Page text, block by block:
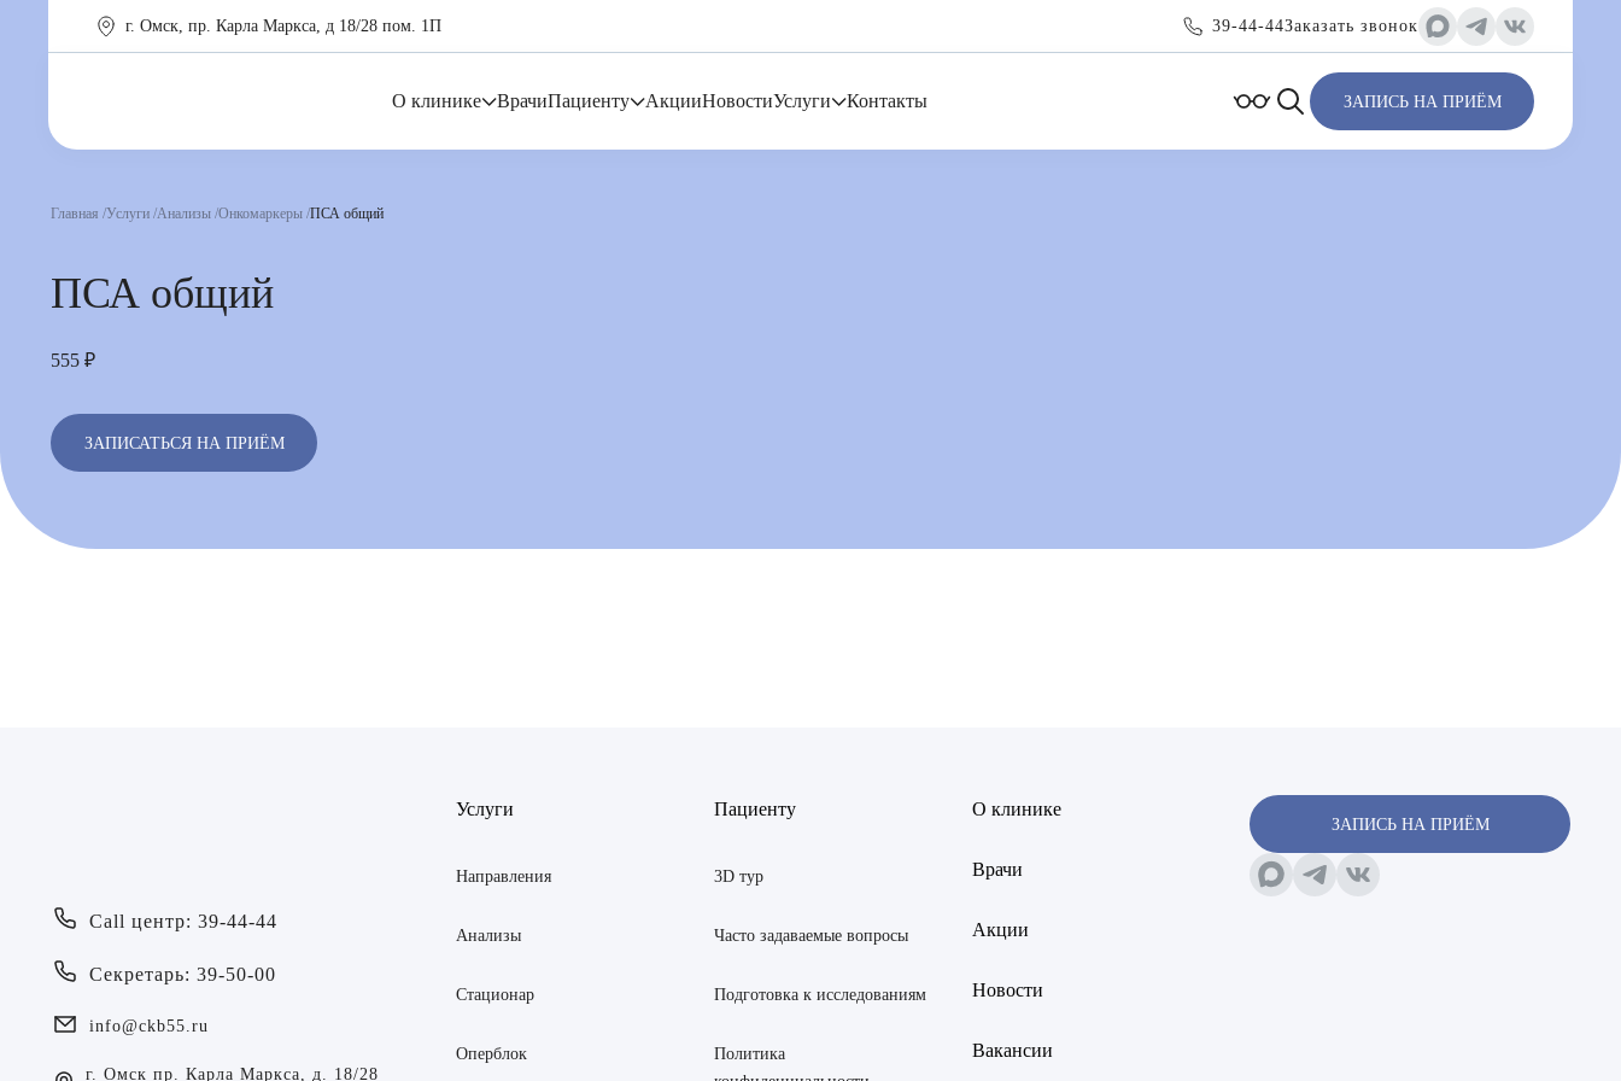
г. Омск, пр. Карла Маркса, д 18/28 пом. 1П 39-44-44Заказать звонок
О клинике ВрачиПациенту АкцииНовостиУслуги Контакты ЗАПИСЬ НА ПРИЁМ
Главная Услуги Анализы Онкомаркеры ПСА общий
ПСА общий
555 ₽
ЗАПИСАТЬСЯ НА ПРИЁМ
Call центр: 39-44-44
Секретарь: 39-50-00
info@ckb55.ru
г. Омск пр. Карла Маркса, д. 18/28
Услуги
Направления
Анализы
Стационар
Оперблок
Пациенту
3D тур
Часто задаваемые вопросы
Подготовка к исследованиям
Политика
О клинике
Врачи
Акции
Новости
Вакансии
ЗАПИСЬ НА ПРИЁМ
Батяева Екатерина Анатольевна
Билер Янина Ариановна
Богаевская Марина Викторовна